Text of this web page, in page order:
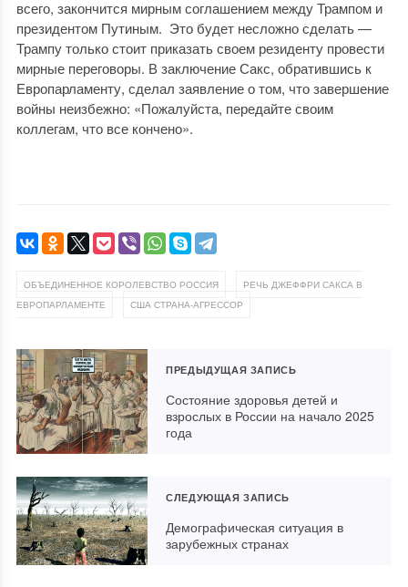
всего, закончится мирным соглашением между Трампом и
президентом Путиным. Это будет несложно сделать —
Трампу только стоит приказать своем резиденту провести
мирные переговоры. В заключение Сакс, обратившись к
Европарламенту, сделал заявление о том, что завершение
войны неизбежно: «Пожалуйста, передайте своим
коллегам, что все кончено».
ОБЪЕДИНЕННОЕ КОРОЛЕВСТВО РОССИЯ
РЕЧЬ ДЖЕФФРИ САКСА В
ЕВРОПАРЛАМЕНТЕ
США СТРАНА-АГРЕССОР
ПРЕДЫДУЩАЯ ЗАПИСЬ
Состояние здоровья детей и
взрослых в России на начало 2025
года
СЛЕДУЮЩАЯ ЗАПИСЬ
Демографическая ситуация в
зарубежных странах